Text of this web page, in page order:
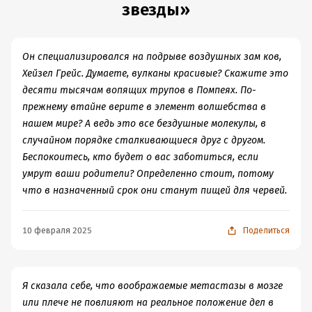
хотя во время чтения циник внутри меня бушевал и не
И да, даже на краю смерти есть время переживать о
любви, ревности, переживать о мелочах и тратить
Мечту на Диснейленд. Потому что это подростки,
потому что их жизнь - это кроха в океане. Мне
совершенно понятны и переживания Хейзел, и ее
периодические взрывы в отношениях с родителями (я
бы вообще превратилась в девочку-истерику), но она
настоящий молодец и герой, потому что
приспособилась и, несмотря на ясные как день
болезни, она идет вперед, она пытается и старается. И
романтики, обреченности и много чего еще, но для
меня это просто история жизней - того, как они могут
звезды»
Он специализировался на подрыве воздушных зам ков,
Хейзел Грейс. Думаете, вулканы красивые? Скажите это
десяти тысячам вопящих трупов в Помпеях. По-
прежнему втайне верите в элемент волшебства в
нашем мире? А ведь это все бездушные молекулы, в
случайном порядке сталкивающиеся друг с другом.
Беспокоитесь, кто будет о вас заботиться, если
умрут ваши родители? Определенно стоит, потому
что в назначенный срок они станут пищей для червей.
10 февраля 2025 Поделиться
Я сказала себе, что воображаемые метастазы в мозге
или плече не повлияют на реальное положение дел в